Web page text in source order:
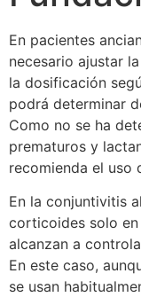
En pacientes
necesario ajustar
la dosificación
podrá determinar
Como no se ha
prematuros y
recomienda el uso
En la conjuntivitis
corticoides solo
alcanzan a
En este caso,
se usan